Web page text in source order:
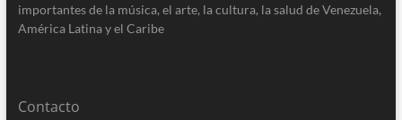
importantes de la música, el arte, la cultura, la salud de Venezuela,
América Latina y el Caribe
Contacto